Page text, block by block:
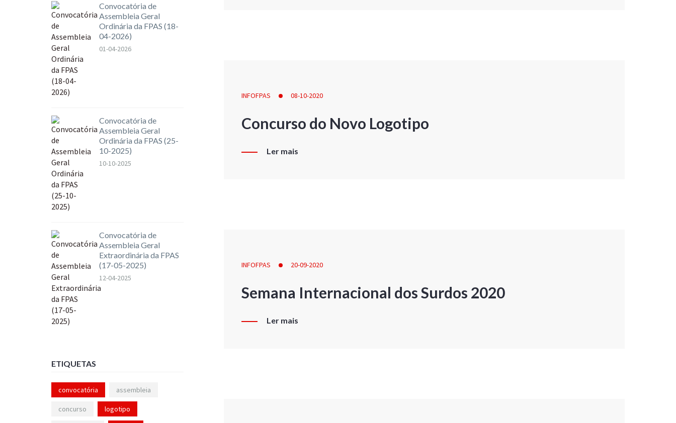
INFOFPAS 08-10-2020
Concurso do Novo Logotipo
Ler mais
INFOFPAS 20-09-2020
Semana Internacional dos Surdos 2020
Ler mais
Convocatória de
Assembleia Geral
Ordinária da FPAS (18-
04-2026)
01-04-2026
Convocatória de
Assembleia Geral
Ordinária da FPAS (25-
10-2025)
10-10-2025
Convocatória de
Assembleia Geral
Extraordinária da FPAS
(17-05-2025)
12-04-2025
ETIQUETAS
convocatória assembleia
concurso logotipo